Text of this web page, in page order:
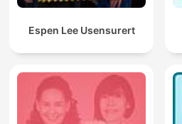
Espen Lee Usensurert